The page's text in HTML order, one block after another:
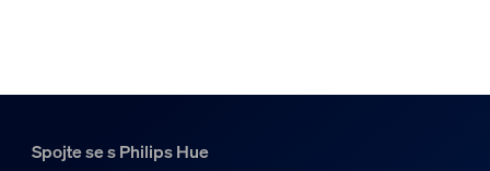
Spojte se s Philips Hue